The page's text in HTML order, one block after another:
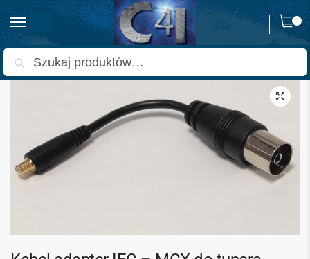
0
Strona główna Kable i konektory